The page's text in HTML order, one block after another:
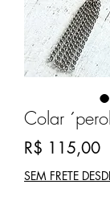
Colar
R$ 115,00